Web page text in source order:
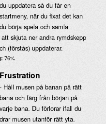
du uppdatera så du får en
startmeny, när du fixat det kan
du börja spela och samla
skjuta ner andra rymdskepp
(förstås) uppdaterar.
76%
Frustration
- Håll musen på banan på rätt
bana och färg från början på
varje bana. Du förlorar ifall du
drar musen utanför rätt yta.